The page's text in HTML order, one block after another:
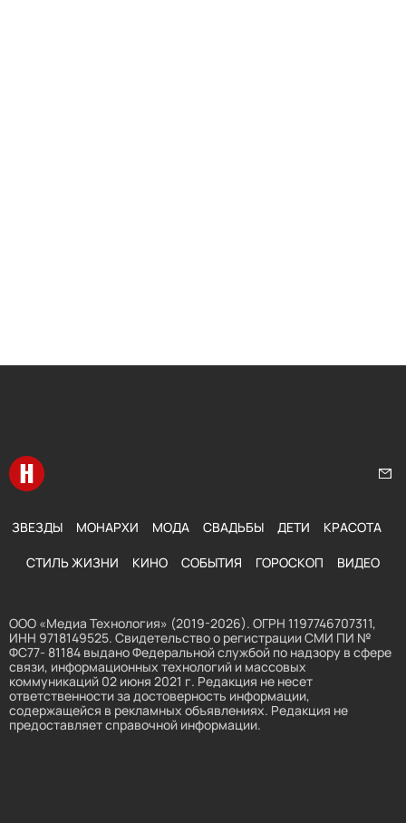
Перейти на главную
ЗВЕЗДЫ МОНАРХИ МОДА СВАДЬБЫ ДЕТИ КРАСОТА
СТИЛЬ ЖИЗНИ КИНО СОБЫТИЯ ГОРОСКОП ВИДЕО
ООО «Медиа Технология» (2019-2026). ОГРН 1197746707311,
ИНН 9718149525. Свидетельство о регистрации СМИ ПИ №
ФС77- 81184 выдано Федеральной службой по надзору в сфере
связи, информационных технологий и массовых
коммуникаций 02 июня 2021 г. Редакция не несет
ответственности за достоверность информации,
содержащейся в рекламных объявлениях. Редакция не
предоставляет справочной информации.